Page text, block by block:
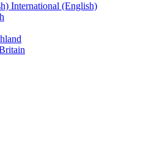
International (English)